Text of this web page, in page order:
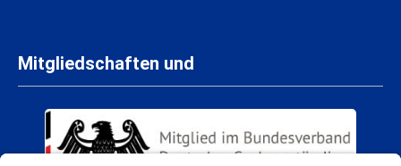
Mitgliedschaften und